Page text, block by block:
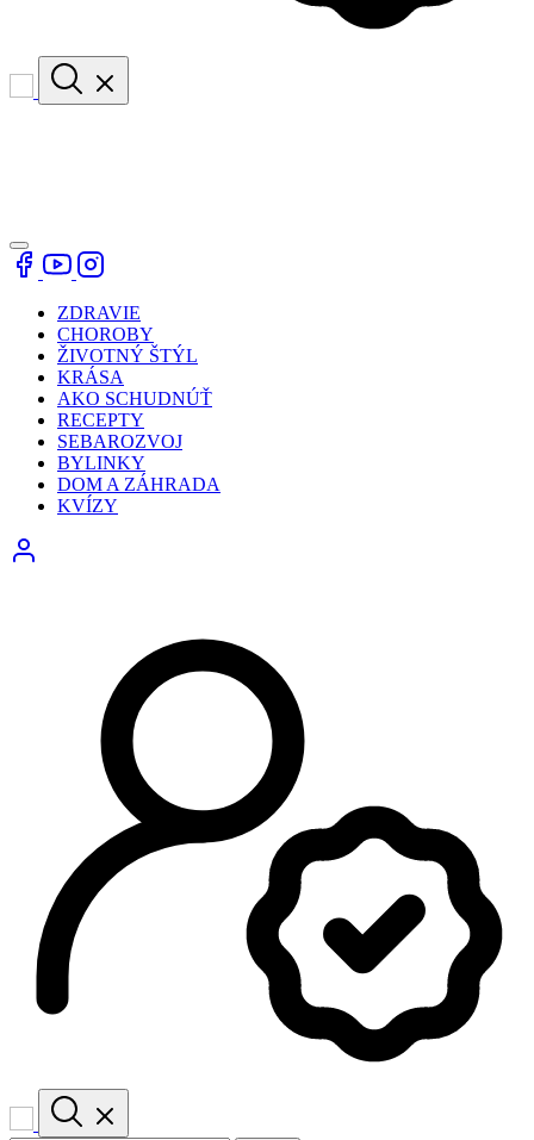
ZDRAVIE
CHOROBY
ŽIVOTNÝ ŠTÝL
KRÁSA
AKO SCHUDNÚŤ
RECEPTY
SEBAROZVOJ
BYLINKY
DOM A ZÁHRADA
KVÍZY